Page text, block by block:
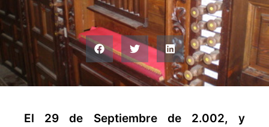
El 29 de Septiembre de 2.002, y